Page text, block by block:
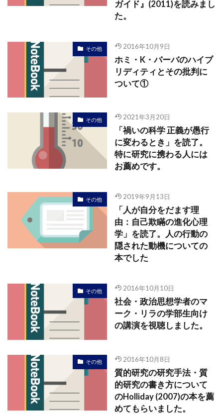
ガイド』(2011)を読みまし
た。
その他 2016年10月9日
ホミ・K・バーバのハイブ
リディティとその批判に
ついて①
その他 2021年3月20日
「禍いの科学 正義が愚行
に変わるとき」を読了。
特に研究に携わる人には
お薦めです。
その他 2019年9月13日
「人が自分をだます理
由：自己欺瞞の進化心理
学」を読了。人の行動の
隠された動機についての
本でした
その他 2016年10月10日
社会・政治思想学者のマ
ーク・リラの学部生向け
の講演を視聴しました。
その他 2016年10月8日
質的研究の研究手法・質
的研究の書き方について
のHolliday (2007)の本を薦
めてもらいました。